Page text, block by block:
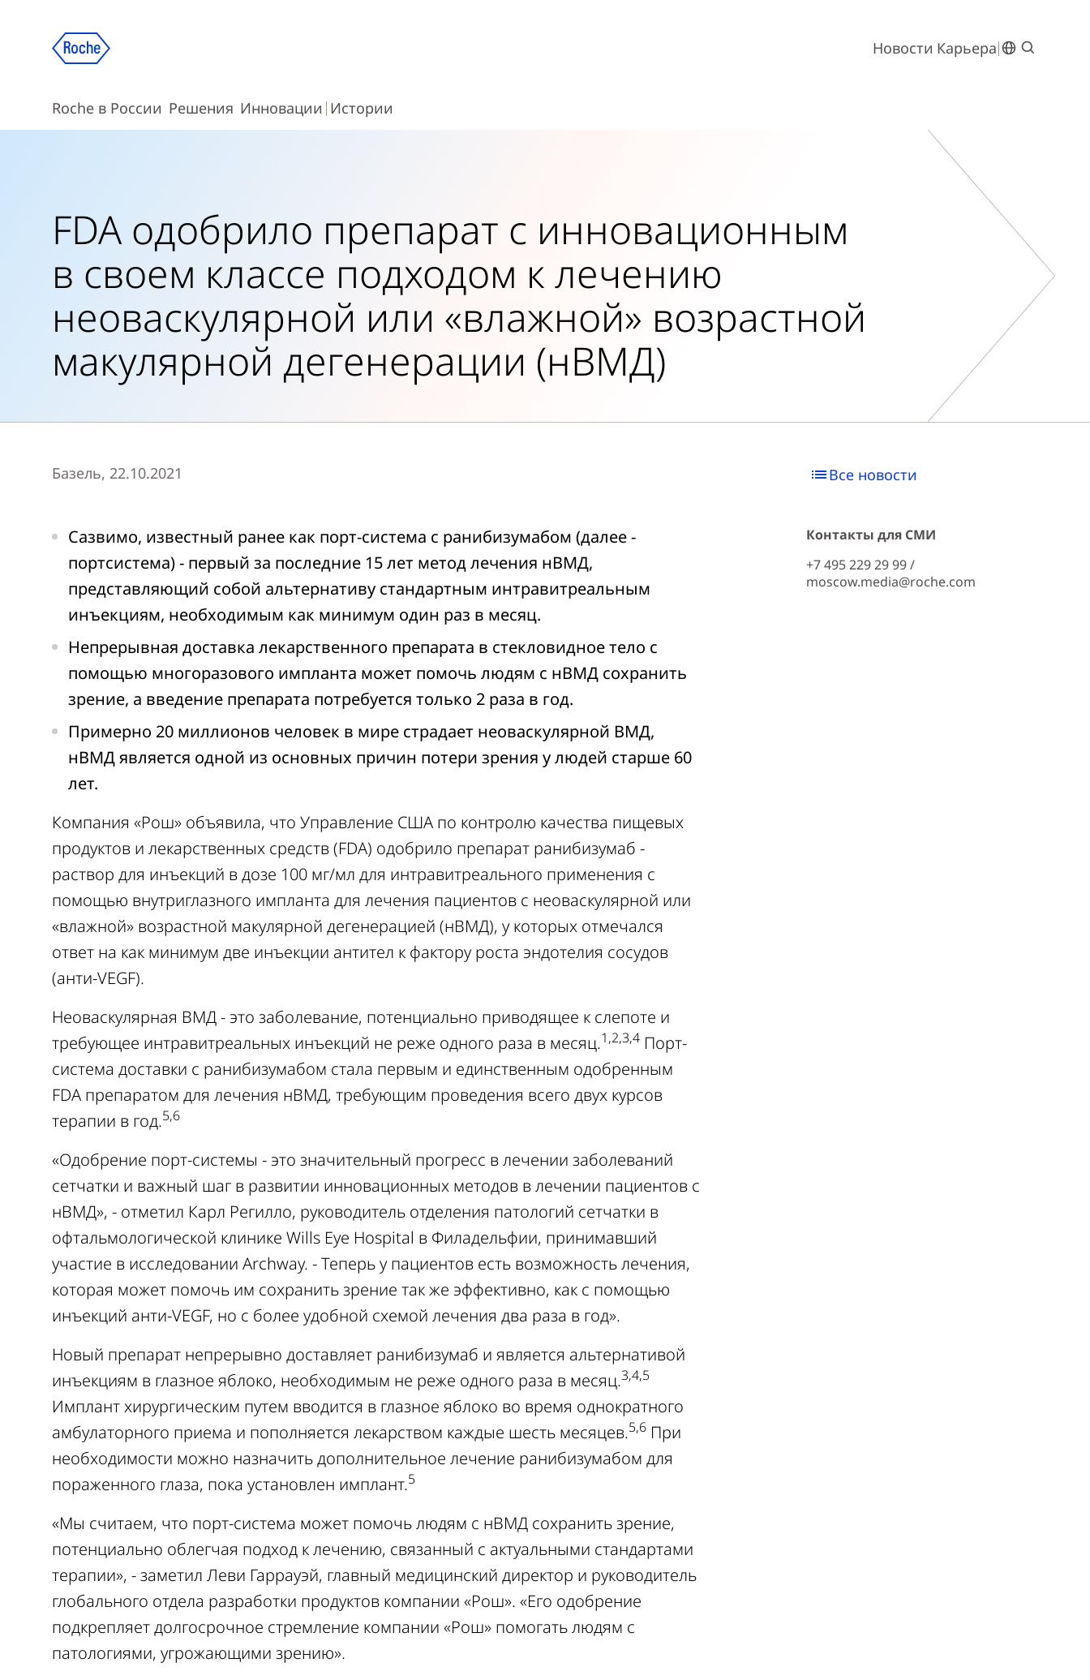
Новости Карьера
Roche в России Решения Инновации Истории
FDA одобрило препарат с инновационным
в своем классе подходом к лечению
неоваскулярной или «влажной» возрастной
макулярной дегенерации (нВМД)
Базель, 22.10.2021
Сазвимо, известный ранее как порт-система с ранибизумабом (далее -
портсистема) - первый за последние 15 лет метод лечения нВМД,
представляющий собой альтернативу стандартным интравитреальным
инъекциям, необходимым как минимум один раз в месяц.
Непрерывная доставка лекарственного препарата в стекловидное тело с
помощью многоразового импланта может помочь людям с нВМД сохранить
зрение, а введение препарата потребуется только 2 раза в год.
Примерно 20 миллионов человек в мире страдает неоваскулярной ВМД,
нВМД является одной из основных причин потери зрения у людей старше 60
лет.
Компания «Рош» объявила, что Управление США по контролю качества пищевых
продуктов и лекарственных средств (FDA) одобрило препарат ранибизумаб -
раствор для инъекций в дозе 100 мг/мл для интравитреального применения с
помощью внутриглазного импланта для лечения пациентов с неоваскулярной или
«влажной» возрастной макулярной дегенерацией (нВМД), у которых отмечался
ответ на как минимум две инъекции антител к фактору роста эндотелия сосудов
(анти-VEGF).
Неоваскулярная ВМД - это заболевание, потенциально приводящее к слепоте и
требующее интравитреальных инъекций не реже одного раза в месяц.1,2,3,4 Порт-
система доставки с ранибизумабом стала первым и единственным одобренным
FDA препаратом для лечения нВМД, требующим проведения всего двух курсов
терапии в год.5,6
«Одобрение порт-системы - это значительный прогресс в лечении заболеваний
сетчатки и важный шаг в развитии инновационных методов в лечении пациентов с
нВМД», - отметил Карл Регилло, руководитель отделения патологий сетчатки в
офтальмологической клинике Wills Eye Hospital в Филадельфии, принимавший
участие в исследовании Archway. - Теперь у пациентов есть возможность лечения,
которая может помочь им сохранить зрение так же эффективно, как с помощью
инъекций анти-VEGF, но с более удобной схемой лечения два раза в год».
Новый препарат непрерывно доставляет ранибизумаб и является альтернативой
инъекциям в глазное яблоко, необходимым не реже одного раза в месяц.3,4,5
Имплант хирургическим путем вводится в глазное яблоко во время однократного
амбулаторного приема и пополняется лекарством каждые шесть месяцев.5,6 При
необходимости можно назначить дополнительное лечение ранибизумабом для
пораженного глаза, пока установлен имплант.5
«Мы считаем, что порт-система может помочь людям с нВМД сохранить зрение,
потенциально облегчая подход к лечению, связанный с актуальными стандартами
терапии», - заметил Леви Гаррауэй, главный медицинский директор и руководитель
глобального отдела разработки продуктов компании «Рош». «Его одобрение
подкрепляет долгосрочное стремление компании «Рош» помогать людям с
патологиями, угрожающими зрению».
Все новости
Контакты для СМИ
+7 495 229 29 99 /
moscow.media@roche.com